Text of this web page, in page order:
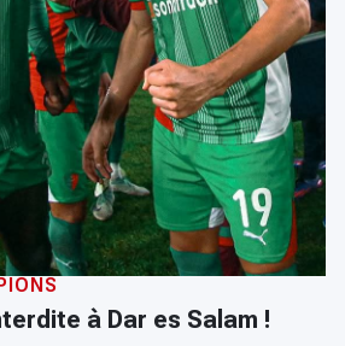
à Dar es Salam !